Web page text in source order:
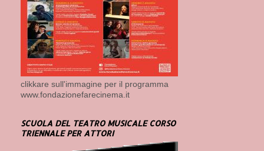
clikkare sull'immagine per il programma
www.fondazionefarecinema.it
SCUOLA DEL TEATRO MUSICALE CORSO
TRIENNALE PER ATTORI